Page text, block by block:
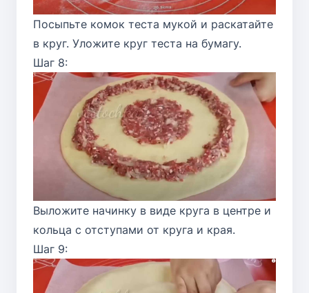
Посыпьте комок теста мукой и раскатайте
в круг. Уложите круг теста на бумагу.
Шаг 8:
Выложите начинку в виде круга в центре и
кольца с отступами от круга и края.
Шаг 9: